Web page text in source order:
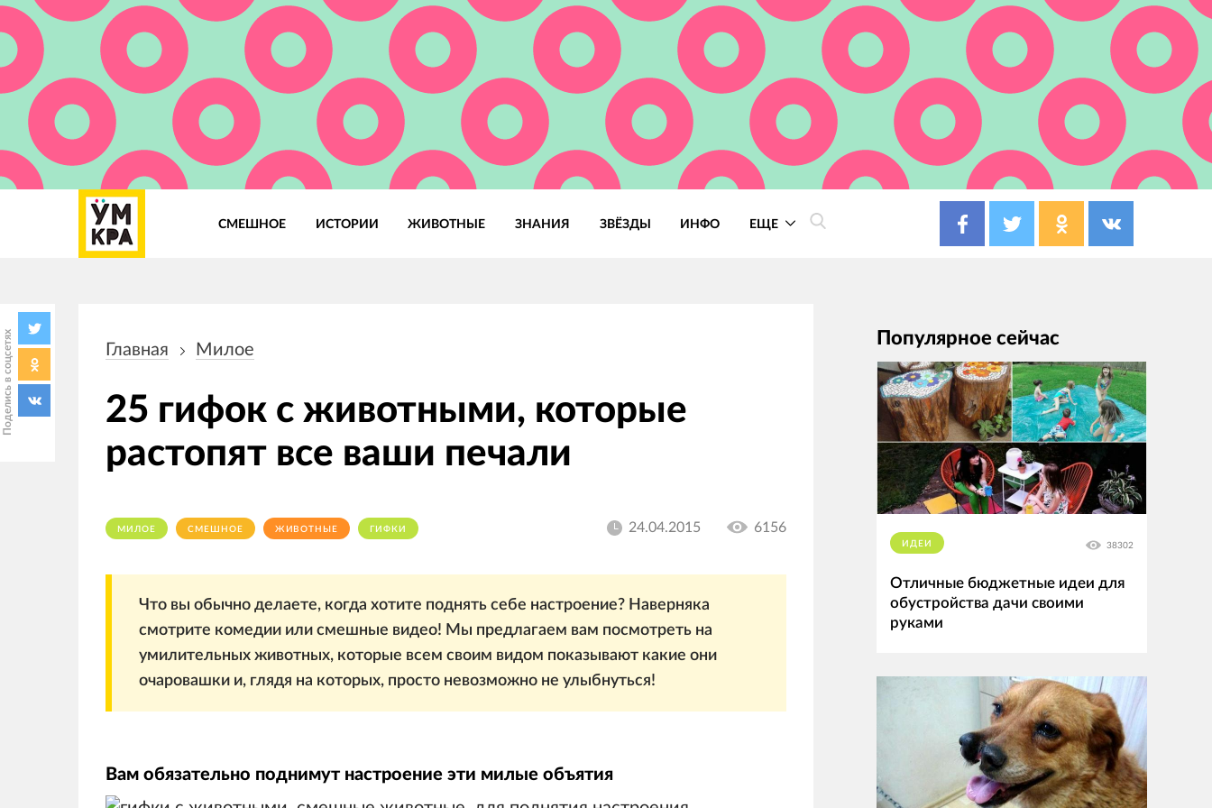
СМЕШНОЕ ИСТОРИИ ЖИВОТНЫЕ ЗНАНИЯ ЗВЁЗДЫ ИНФО ЕЩЕ
Поделись в соцсетях навигации
Главная Милое
25 гифок с животными, которые
растопят все ваши печали
МИЛОЕ СМЕШНОЕ ЖИВОТНЫЕ ГИФКИ 24.04.2015 6156
Что вы обычно делаете, когда хотите поднять себе настроение? Наверняка
смотрите комедии или смешные видео! Мы предлагаем вам посмотреть на
умилительных животных, которые всем своим видом показывают какие они
очаровашки и, глядя на которых, просто невозможно не улыбнуться!
Вам обязательно поднимут настроение эти милые объятия
Популярное сейчас
ИДЕИ 38302
Отличные бюджетные идеи для
обустройства дачи своими
руками